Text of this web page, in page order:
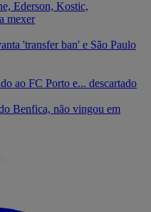
Ederson, Kostic,
mexer
'transfer ban' e São Paulo
ao FC Porto e... descartado
Benfica, não vingou em